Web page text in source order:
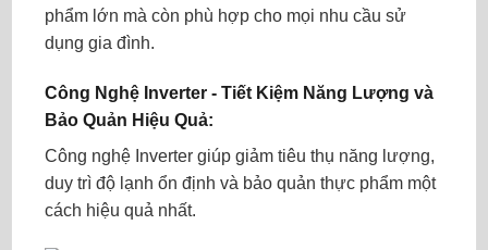
phẩm lớn mà còn phù hợp cho mọi nhu cầu sử
dụng gia đình.
Công Nghệ Inverter - Tiết Kiệm Năng Lượng và
Bảo Quản Hiệu Quả:
Công nghệ Inverter giúp giảm tiêu thụ năng lượng,
duy trì độ lạnh ổn định và bảo quản thực phẩm một
cách hiệu quả nhất.